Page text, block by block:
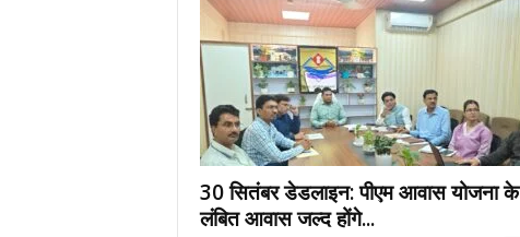
30 सितंबर डेडलाइन: पीएम आवास योजना के
लंबित आवास जल्द होंगे...